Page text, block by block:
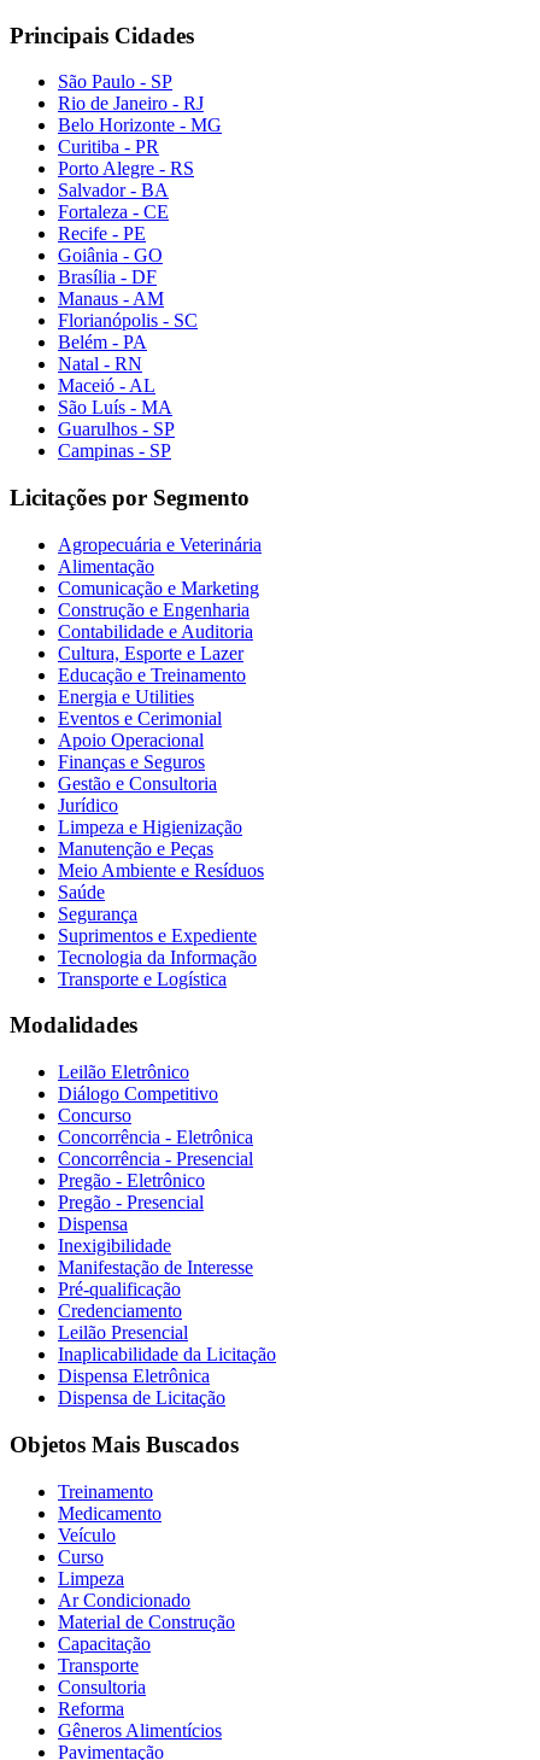
Principais Cidades
São Paulo - SP
Rio de Janeiro - RJ
Belo Horizonte - MG
Curitiba - PR
Porto Alegre - RS
Salvador - BA
Fortaleza - CE
Recife - PE
Goiânia - GO
Brasília - DF
Manaus - AM
Florianópolis - SC
Belém - PA
Natal - RN
Maceió - AL
São Luís - MA
Guarulhos - SP
Campinas - SP
Licitações por Segmento
Agropecuária e Veterinária
Alimentação
Comunicação e Marketing
Construção e Engenharia
Contabilidade e Auditoria
Cultura, Esporte e Lazer
Educação e Treinamento
Energia e Utilities
Eventos e Cerimonial
Apoio Operacional
Finanças e Seguros
Gestão e Consultoria
Jurídico
Limpeza e Higienização
Manutenção e Peças
Meio Ambiente e Resíduos
Saúde
Segurança
Suprimentos e Expediente
Tecnologia da Informação
Transporte e Logística
Modalidades
Leilão Eletrônico
Diálogo Competitivo
Concurso
Concorrência - Eletrônica
Concorrência - Presencial
Pregão - Eletrônico
Pregão - Presencial
Dispensa
Inexigibilidade
Manifestação de Interesse
Pré-qualificação
Credenciamento
Leilão Presencial
Inaplicabilidade da Licitação
Dispensa Eletrônica
Dispensa de Licitação
Objetos Mais Buscados
Treinamento
Medicamento
Veículo
Curso
Limpeza
Ar Condicionado
Material de Construção
Capacitação
Transporte
Consultoria
Reforma
Gêneros Alimentícios
Pavimentação